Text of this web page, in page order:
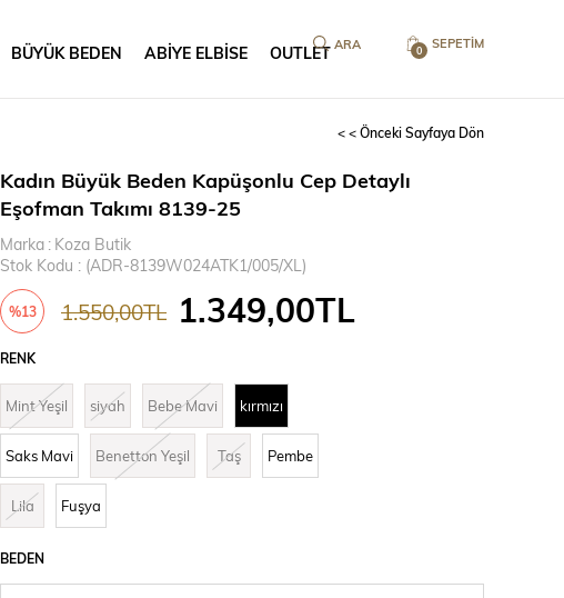
SEPETIM
0
BÜYÜK BEDEN ABİYE ELBİSE OUTLET
< < Önceki Sayfaya Dön
Kadın Büyük Beden Kapüşonlu Cep Detaylı
Eşofman Takımı 8139-25
Marka : Koza Butik
Stok Kodu
(ADR-8139W024ATK1/005/XL)
%13
İndirim
1.550,00TL 1.349,00TL
RENK
Mint Yeşil siyah Bebe Mavi kırmızı
Saks Mavi Benetton Yeşil Taş Pembe
Lila Fuşya
BEDEN